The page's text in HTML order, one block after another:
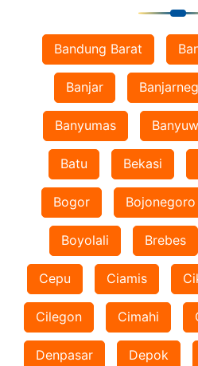
Bandung Barat
Banjar
Banyumas
Batu Bekasi
Bogor Bojonegoro
Boyolali Brebes
Cepu Ciamis
Cilegon Cimahi
Denpasar Depok